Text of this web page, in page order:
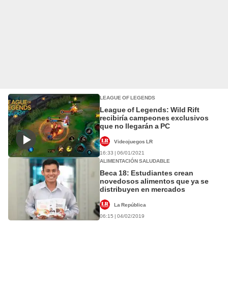
LEAGUE OF LEGENDS
League of Legends: Wild Rift
recibiría campeones exclusivos
que no llegarán a PC
Videojuegos LR
16:33 | 06/01/2021
ALIMENTACIÓN SALUDABLE
Beca 18: Estudiantes crean
novedosos alimentos que ya se
distribuyen en mercados
La República
06:15 | 04/02/2019